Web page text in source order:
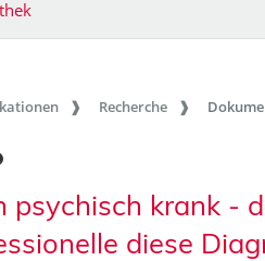
Recherche
psychisch krank -
diese